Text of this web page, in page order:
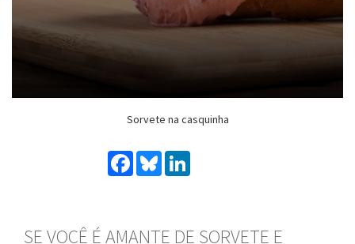
Sorvete na casquinha
Facebook
Bluesky
SE VOCÊ É AMANTE DE SORVETE E